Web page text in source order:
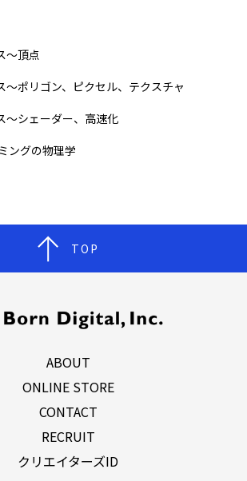
〜頂点
〜ポリゴン、ピクセル、テクスチャ
〜シェーダー、高速化
ングの物理学
TOP
ABOUT
ONLINE STORE
CONTACT
RECRUIT
クリエイターズID